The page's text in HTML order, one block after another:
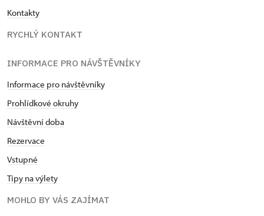
Kontakty
RYCHLÝ KONTAKT
INFORMACE PRO NÁVŠTĚVNÍKY
Informace pro návštěvníky
Prohlídkové okruhy
Návštěvní doba
Rezervace
Vstupné
Tipy na výlety
MOHLO BY VÁS ZAJÍMAT